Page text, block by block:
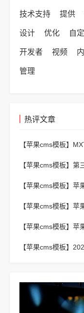
技术支持 提供
设计 优化 自
开发者 视频
管理
热评文章
【苹果cms模板】
【苹果cms模板】 第
【苹果cms模板】 苹
【苹果cms模板】 苹
【苹果cms模板】 苹
【苹果cms模板】